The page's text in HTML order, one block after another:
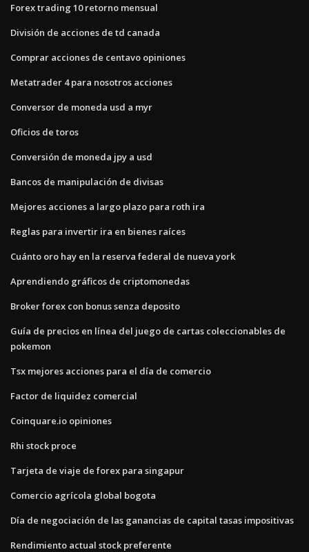
Forex trading 10 retorno mensual
División de acciones de td canada
Comprar acciones de centavo opiniones
Metatrader 4 para nosotros acciones
Conversor de moneda usd a myr
Oficios de toros
Conversión de moneda jpy a usd
Bancos de manipulación de divisas
Mejores acciones a largo plazo para roth ira
Reglas para invertir ira en bienes raíces
Cuánto oro hay en la reserva federal de nueva york
Aprendiendo gráficos de criptomonedas
Broker forex con bonus senza deposito
Guía de precios en línea del juego de cartas coleccionables de
pokemon
Tsx mejores acciones para el día de comercio
Factor de liquidez comercial
Coinquare.io opiniones
Rhi stock proce
Tarjeta de viaje de forex para singapur
Comercio agrícola global bogota
Día de negociación de las ganancias de capital tasas impositivas
Rendimiento actual stock preferente